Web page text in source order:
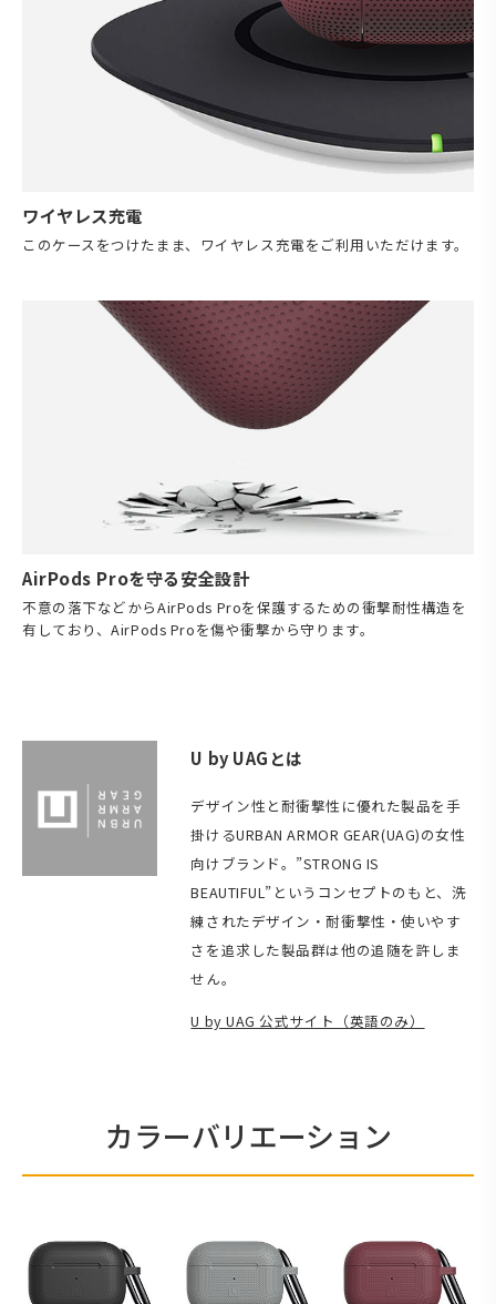
ワイヤレス充電
このケースをつけたまま、ワイヤレス充電をご利用いただけます。
AirPods Proを守る安全設計
不意の落下などからAirPods Proを保護するための衝撃耐性構造を
有しており、AirPods Proを傷や衝撃から守ります。
U by UAGとは
デザイン性と耐衝撃性に優れた製品を手
掛けるURBAN ARMOR GEAR(UAG)の女性
向けブランド。”STRONG IS
BEAUTIFUL”というコンセプトのもと、洗
練されたデザイン・耐衝撃性・使いやす
さを追求した製品群は他の追随を許しま
せん。
U by UAG 公式サイト（英語のみ）
カラーバリエーション